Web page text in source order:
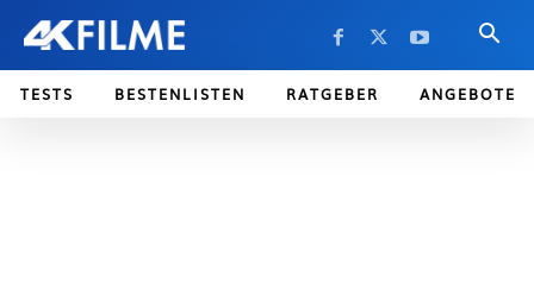
TESTS BESTENLISTEN RATGEBER ANGEBOTE